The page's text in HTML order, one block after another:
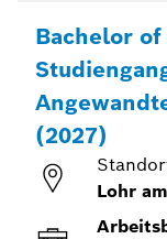
Bachelor of
(2027)
Lohr